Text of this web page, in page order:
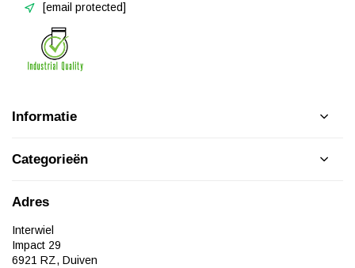
[email protected]
Informatie
Categorieën
Adres
Interwiel
Impact 29
6921 RZ, Duiven